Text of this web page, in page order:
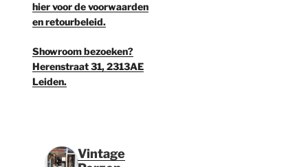
hier voor de voorwaarden
en retourbeleid.
Showroom bezoeken?
Herenstraat 31, 2313AE
Leiden.
Vintage